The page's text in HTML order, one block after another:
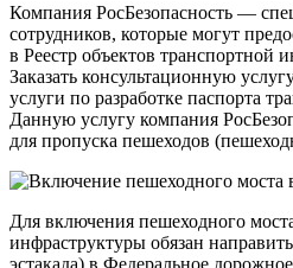
Компания РосБезопасность —
сотрудников, которые могут
в Реестр объектов
Заказать консультационную
услуги по разработке паспорта
Данную услугу компания
для пропуска пешеходов
Для включения пешеходного
инфраструктуры обязан
эстакада) в Федеральное